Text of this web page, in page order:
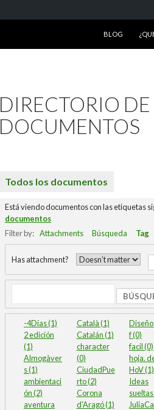
BLOG
DIRECTORIO DE
DOCUMENTOS
Todos los documentos
Está viendo documentos con las etiquetas
documentos
Filter by: Attachments Búsqueda Tag
Has attachment?
-4Días (1)
2 edición
(1)
Almogàver
s (1)
ambientaci
ón (2)
aventura
Català (1)
Catalán (1)
character
(0)
CiudadPue
rto (2)
Corona
d'Aragó (1)
Diseño
f (0)
facil (0)
hoja.
HoV (1)
Ideas
sueltas